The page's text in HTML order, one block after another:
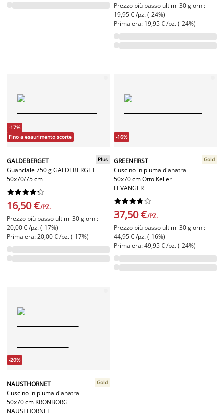
Prezzo più basso ultimi 30 giorni:
19,95 € /pz. (-24%)
Prima era: 19,95 € /pz. (-24%)
-17%
Fino a esaurimento scorte
GALDEBERGET
Guanciale 750 g GALDEBERGET
50x70/75 cm
Plus






16,50 €/PZ.
Prezzo più basso ultimi 30 giorni:
20,00 € /pz. (-17%)
Prima era: 20,00 € /pz. (-17%)
-16%
GREENFIRST
Cuscino in piuma d'anatra
50x70 cm Otto Keller
LEVANGER
Gold






37,50 €/PZ.
Prezzo più basso ultimi 30 giorni:
44,95 € /pz. (-16%)
Prima era: 49,95 € /pz. (-24%)
-20%
NAUSTHORNET
Cuscino in piuma d'anatra
50x70 cm KRONBORG
NAUSTHORNET
Gold